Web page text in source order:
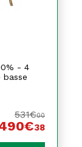
- 4
531€00
38